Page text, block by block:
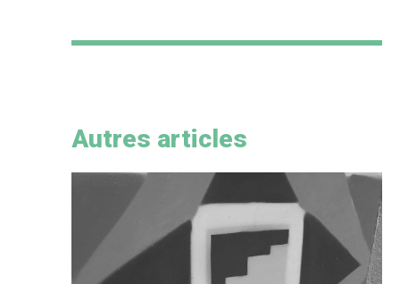
Autres articles